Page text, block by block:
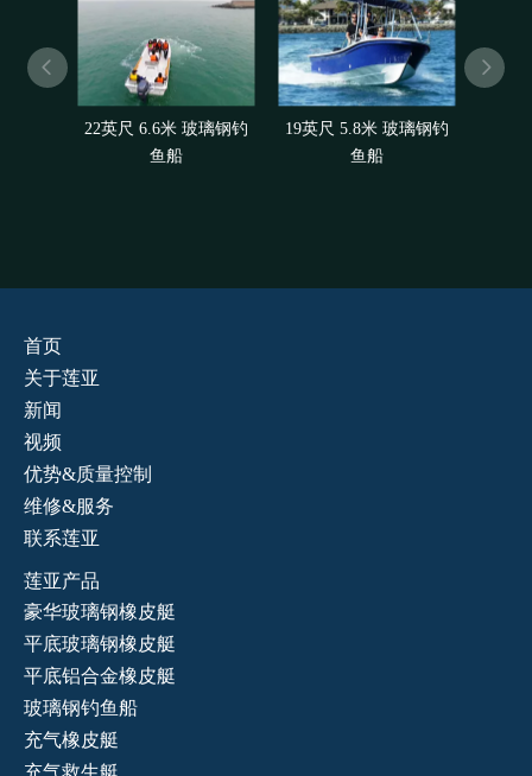
22英尺 6.6米 玻璃钢钓
鱼船
19英尺 5.8米 玻璃钢钓
鱼船
首页
关于莲亚
新闻
视频
优势&质量控制
维修&服务
联系莲亚
莲亚产品
豪华玻璃钢橡皮艇
平底玻璃钢橡皮艇
平底铝合金橡皮艇
玻璃钢钓鱼船
充气橡皮艇
充气救生艇